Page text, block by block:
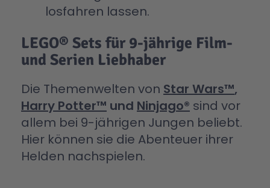
losfahren lassen.
LEGO® Sets für 9-jährige Film-
und Serien Liebhaber
Die Themenwelten von Star Wars™,
Harry Potter™ und Ninjago® sind vor
allem bei 9-jährigen Jungen beliebt.
Hier können sie die Abenteuer ihrer
Helden nachspielen.